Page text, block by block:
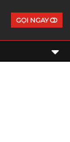
GỌI NGAY